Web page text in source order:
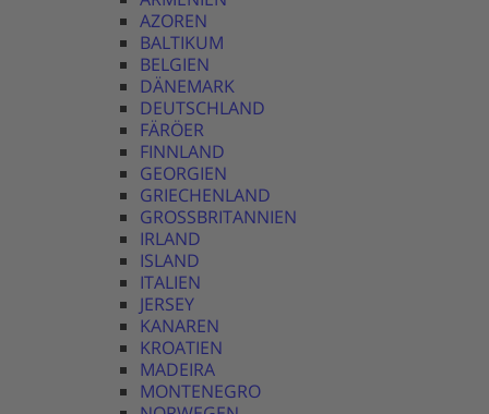
AZOREN
BALTIKUM
BELGIEN
DÄNEMARK
DEUTSCHLAND
FÄRÖER
FINNLAND
GEORGIEN
GRIECHENLAND
GROSSBRITANNIEN
IRLAND
ISLAND
ITALIEN
JERSEY
KANAREN
KROATIEN
MADEIRA
MONTENEGRO